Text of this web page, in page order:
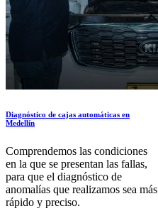
Diagnóstico de cajas automáticas en
Medellín
Comprendemos las condiciones
en la que se presentan las fallas,
para que el diagnóstico de
anomalías que realizamos sea más
rápido y preciso.